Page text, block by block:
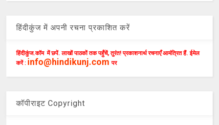
हिंदीकुंज में अपनी रचना प्रकाशित करें
हिंदीकुंज.कॉम में छपें. लाखों पाठकों तक पहुँचें, तुरंत! प्रकाशनार्थ रचनाएँ आमंत्रित हैं. ईमेल
करें : info@hindikunj.com पर
कॉपीराइट Copyright